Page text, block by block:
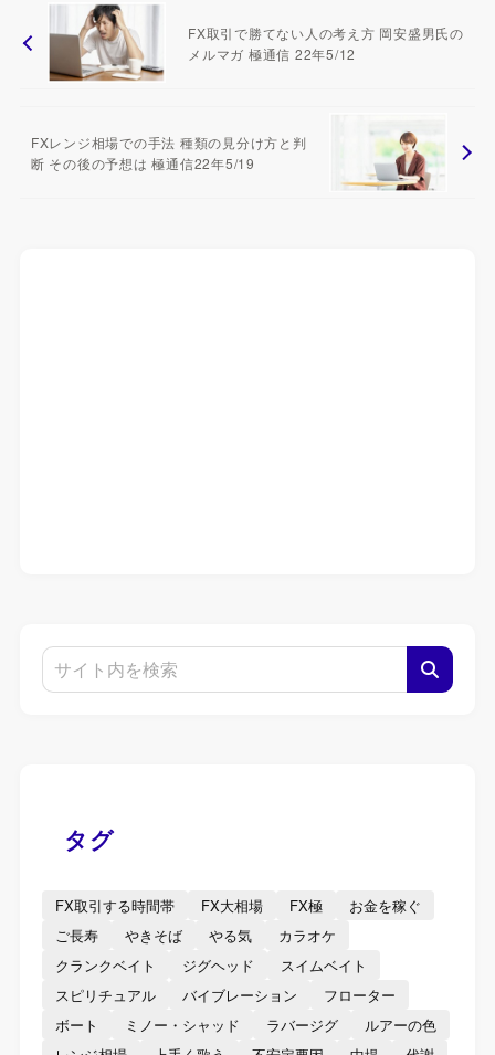
FX取引で勝てない人の考え方 岡安盛男氏の
メルマガ 極通信 22年5/12
FXレンジ相場での手法 種類の見分け方と判
断 その後の予想は 極通信22年5/19
タグ
FX取引する時間帯 FX大相場 FX極
お金を稼ぐ
ご長寿
やきそば やる気
カラオケ
クランクベイト
ジグヘッド
スイムベイト
スピリチュアル
バイブレーション
フローター
ボート
ミノー・シャッド ラバージグ
ルアーの色